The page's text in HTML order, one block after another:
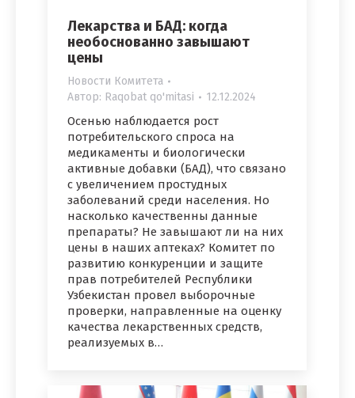
Лекарства и БАД: когда
необоснованно завышают
цены
Новости Комитета
Автор: Raqobat qo'mitasi 12.12.2024
Осенью наблюдается рост
потребительского спроса на
медикаменты и биологически
активные добавки (БАД), что связано
с увеличением простудных
заболеваний среди населения. Но
насколько качественны данные
препараты? Не завышают ли на них
цены в наших аптеках? Комитет по
развитию конкуренции и защите
прав потребителей Республики
Узбекистан провел выборочные
проверки, направленные на оценку
качества лекарственных средств,
реализуемых в…